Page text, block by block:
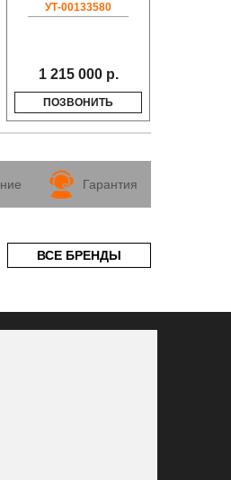
УТ-00133580
1 215 000 р.
ПОЗВОНИТЬ
Гарантия
ВСЕ БРЕНДЫ